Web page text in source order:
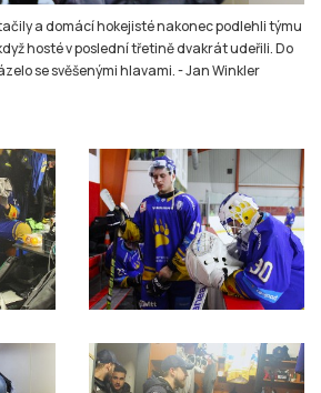
a domácí hokejisté nakonec podlehli týmu
hosté v poslední třetině dvakrát udeřili. Do
se svěšenými hlavami.-Jan Winkler